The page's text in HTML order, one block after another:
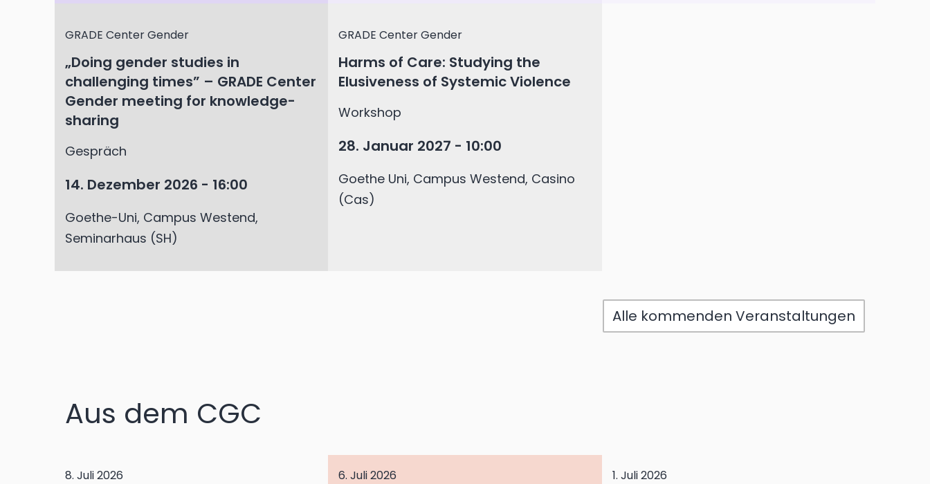
GRADE Center Gender
„Doing gender studies in
challenging times” – GRADE Center
Gender meeting for knowledge-
sharing
Gespräch
14. Dezember 2026 - 16:00
Goethe-Uni, Campus Westend,
Seminarhaus (SH)
GRADE Center Gender
Harms of Care: Studying the
Elusiveness of Systemic Violence
Workshop
28. Januar 2027 - 10:00
Goethe Uni, Campus Westend, Casino
(Cas)
Alle kommenden Veranstaltungen
Aus dem CGC
8. Juli 2026 6. Juli 2026 1. Juli 2026